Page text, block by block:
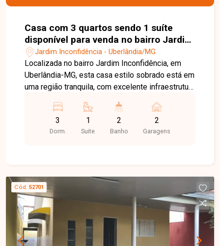
Casa com 3 quartos sendo 1 suíte
disponível para venda no bairro Jardim
Inconfidência em Uberlândia-MG
Jardim Inconfidência - Uberlândia/MG
Localizada no bairro Jardim Inconfidência, em
Uberlândia-MG, esta casa estilo sobrado está em
uma região tranquila, com excelente infraestrutura
bairro oferece proximidade com supermercados,
escolas, farmácias, comércios e diversos
serviços, proporcionando praticidade e qualidade
banheiro social, cozinha, varanda, área de serviço,
jardim e 02 vagas de garagem. No térreo, dispõe
de 02 quartos, além de um cômodo externo com
quarto e banheiro, oferecendo mais versatilidade
para atender diferentes necessidades. A
residência conta ainda com portão eletrônico e
3
Dorm.
1
Suite
2
Banho
2
Garagens
Cód. 52701